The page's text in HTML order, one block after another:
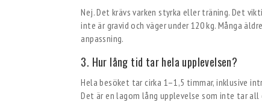
Nej. Det krävs varken styrka eller träning. Det
inte är gravid och väger under 120 kg. Många
anpassning.
3. Hur lång tid tar hela upplevelsen?
Hela besöket tar cirka 1–1,5 timmar, inklusive
Det är en lagom lång upplevelse som inte tar